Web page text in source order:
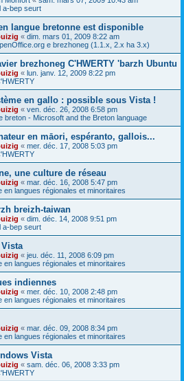
a-bep seurt
langue bretonne est disponible
« dim. mars 01, 2009 8:22 am
e brezhoneg (1.1.x, 2.x ha 3.x)
brezhoneg C'HWERTY 'barzh Ubuntu
« lun. janv. 12, 2009 8:22 pm
en gallo : possible sous Vista !
« ven. déc. 26, 2008 6:58 pm
breton - Microsoft and the Breton language
en māori, espéranto, gallois...
« mer. déc. 17, 2008 5:03 pm
une culture de réseau
« mar. déc. 16, 2008 5:47 pm
en langues régionales et minoritaires
breizh-taiwan
« dim. déc. 14, 2008 9:51 pm
a-bep seurt
« jeu. déc. 11, 2008 6:09 pm
en langues régionales et minoritaires
indiennes
« mer. déc. 10, 2008 2:48 pm
en langues régionales et minoritaires
« mar. déc. 09, 2008 8:34 pm
en langues régionales et minoritaires
Vista
« sam. déc. 06, 2008 3:33 pm